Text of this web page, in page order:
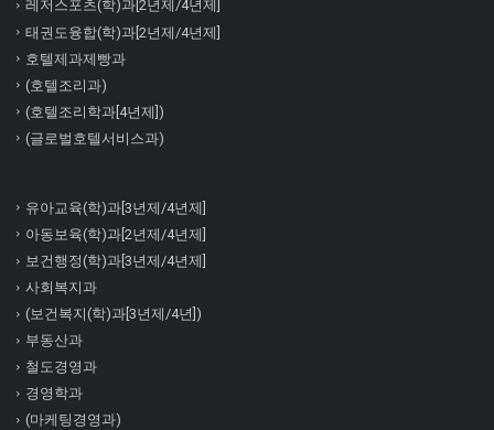
레저스포츠(학)과[2년제/4년제]
태권도융합(학)과[2년제/4년제]
호텔제과제빵과
(호텔조리과)
(호텔조리학과[4년제])
(글로벌호텔서비스과)
유아교육(학)과[3년제/4년제]
아동보육(학)과[2년제/4년제]
보건행정(학)과[3년제/4년제]
사회복지과
(보건복지(학)과[3년제/4년])
부동산과
철도경영과
경영학과
(마케팅경영과)